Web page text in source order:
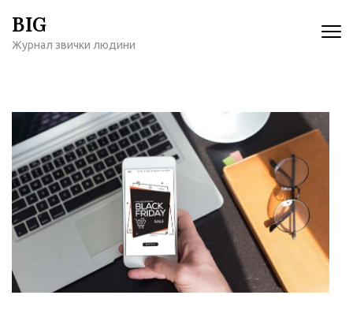
содержимому
BIG
Журнал звички людини